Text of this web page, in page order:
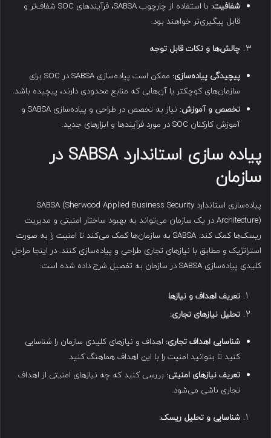
شفافیت:
با استفاده از چارچوب SABSA، فرآیندهای SOC شفاف‌تر و
قابل پیگیری‌تر خواهند بود.
چالش‌ها و نکات قابل توجه
پیچیدگی پیاده‌سازی:
ممکن است پیاده‌سازی SABSA در SOC برای
سازمان‌های کوچکتر یا آن‌هایی که منابع محدودی دارند، پیچیده باشد.
تخصص و آموزش:
نیاز به تخصص در طراحی و پیاده‌سازی SABSA و
آموزش کارکنان SOC در مورد فرآیندها و ابزارهای جدید.
پیاده سازی استاندارد SABSA در
سازمان
پیاده‌سازی استاندارد SABSA (Sherwood Applied Business Security
Architecture) در یک سازمان می‌تواند به بهبود ساختار امنیتی و مدیریت
ریسک‌ها کمک کند. SABSA به سازمان‌ها کمک می‌کند تا امنیت را به صورت
استراتژیک و مطابق با نیازهای تجاری طراحی و پیاده‌سازی کنند. در اینجا مراحل
کلیدی پیاده‌سازی SABSA در سازمان به تفصیل شرح داده شده است:
تعریف اهداف و نیازها
تحلیل نیازهای تجاری:
شناسایی اهداف تجاری: اهداف و نیازهای کلیدی سازمان را شناسایی
کنید تا بتوانید امنیت را با این اهداف هماهنگ کنید.
تعریف نیازهای امنیتی: بررسی کنید که چه نیازهای امنیتی از اهداف
تجاری ناشی می‌شود.
شناسایی و تحلیل ریسک: